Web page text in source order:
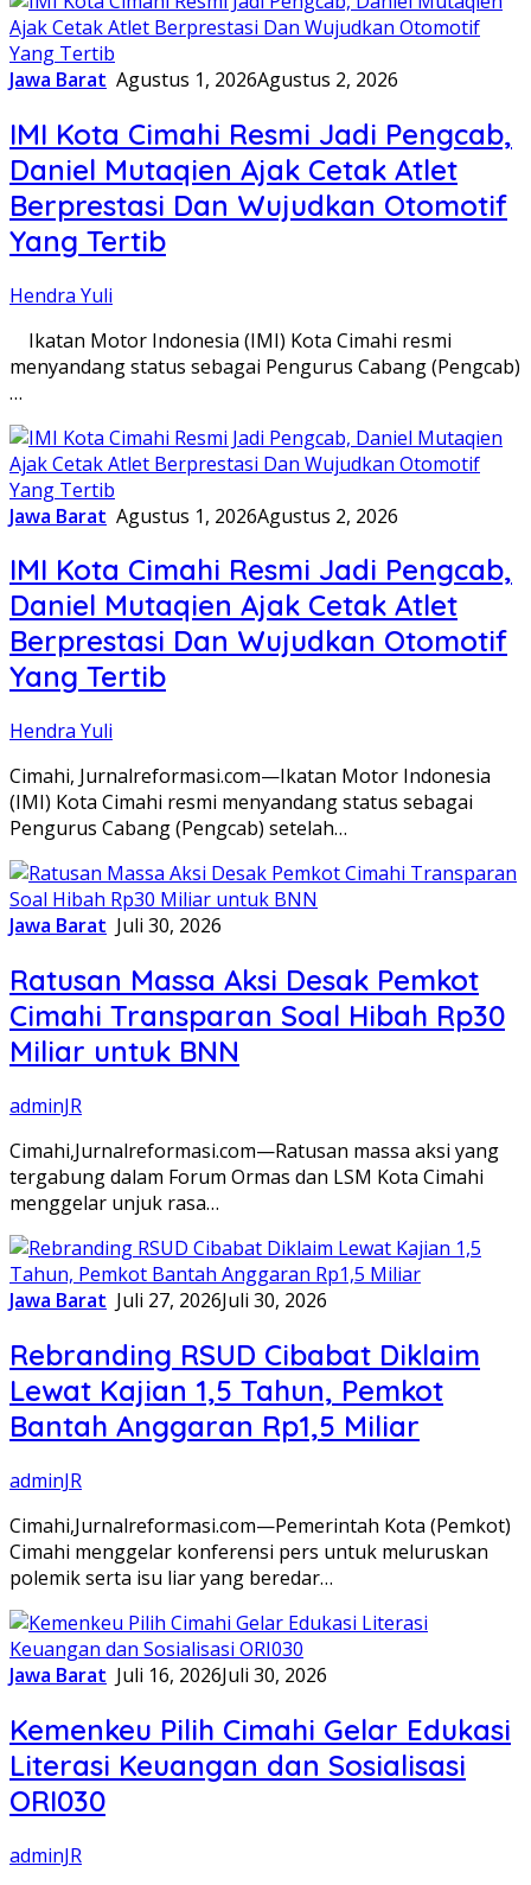
Jawa Barat Agustus 1, 2026Agustus 2, 2026
IMI Kota Cimahi Resmi Jadi Pengcab,
Daniel Mutaqien Ajak Cetak Atlet
Berprestasi Dan Wujudkan Otomotif
Yang Tertib
Hendra Yuli
Ikatan Motor Indonesia (IMI) Kota Cimahi resmi
menyandang status sebagai Pengurus Cabang (Pengcab)
…
Jawa Barat Agustus 1, 2026Agustus 2, 2026
IMI Kota Cimahi Resmi Jadi Pengcab,
Daniel Mutaqien Ajak Cetak Atlet
Berprestasi Dan Wujudkan Otomotif
Yang Tertib
Hendra Yuli
Cimahi, Jurnalreformasi.com—Ikatan Motor Indonesia
(IMI) Kota Cimahi resmi menyandang status sebagai
Pengurus Cabang (Pengcab) setelah…
Jawa Barat Juli 30, 2026
Ratusan Massa Aksi Desak Pemkot
Cimahi Transparan Soal Hibah Rp30
Miliar untuk BNN
adminJR
Cimahi,Jurnalreformasi.com—Ratusan massa aksi yang
tergabung dalam Forum Ormas dan LSM Kota Cimahi
menggelar unjuk rasa…
Jawa Barat Juli 27, 2026Juli 30, 2026
Rebranding RSUD Cibabat Diklaim
Lewat Kajian 1,5 Tahun, Pemkot
Bantah Anggaran Rp1,5 Miliar
adminJR
Cimahi,Jurnalreformasi.com—Pemerintah Kota (Pemkot)
Cimahi menggelar konferensi pers untuk meluruskan
polemik serta isu liar yang beredar…
Jawa Barat Juli 16, 2026Juli 30, 2026
Kemenkeu Pilih Cimahi Gelar Edukasi
Literasi Keuangan dan Sosialisasi
ORI030
adminJR